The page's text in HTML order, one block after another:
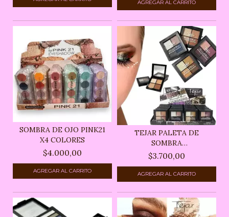
SOMBRA DE OJO PINK21
X4 COLORES
$4.000,00
TEJAR PALETA DE
SOMBRA
SHINING&MATTE
$3.700,00